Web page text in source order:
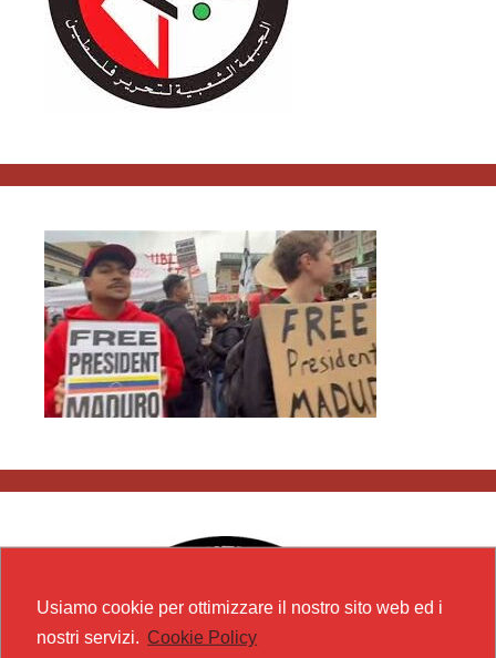
Usiamo cookie per ottimizzare il nostro sito web ed i
nostri servizi. Cookie Policy